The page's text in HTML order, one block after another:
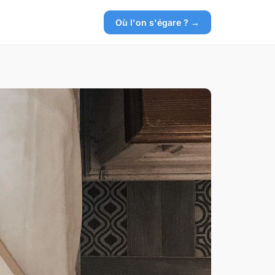
Où l'on s'égare ? →